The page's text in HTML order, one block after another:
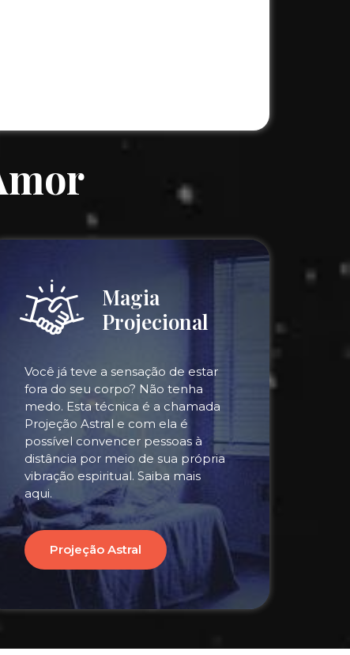
Magia
Projecional
Você já teve a sensação de estar
fora do seu corpo? Não tenha
medo. Esta técnica é a chamada
Projeção Astral e com ela é
possível convencer pessoas à
distância por meio de sua própria
vibração espiritual. Saiba mais
aqui.
Projeção Astral